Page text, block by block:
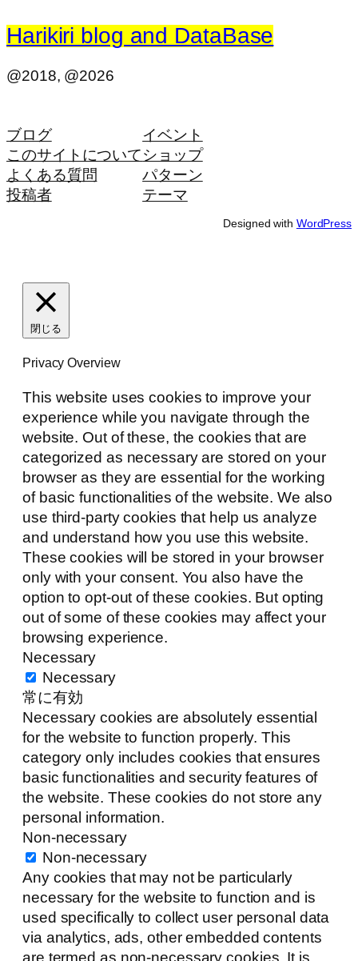
Harikiri blog and DataBase
@2018, @2026
ブログ
このサイトについて
よくある質問
投稿者
イベント
ショップ
パターン
テーマ
Designed with WordPress
閉じる
Privacy Overview
This website uses cookies to improve your
experience while you navigate through the
website. Out of these, the cookies that are
categorized as necessary are stored on your
browser as they are essential for the working
of basic functionalities of the website. We also
use third-party cookies that help us analyze
and understand how you use this website.
These cookies will be stored in your browser
only with your consent. You also have the
option to opt-out of these cookies. But opting
out of some of these cookies may affect your
browsing experience.
Necessary
Necessary
常に有効
Necessary cookies are absolutely essential
for the website to function properly. This
category only includes cookies that ensures
basic functionalities and security features of
the website. These cookies do not store any
personal information.
Non-necessary
Non-necessary
Any cookies that may not be particularly
necessary for the website to function and is
used specifically to collect user personal data
via analytics, ads, other embedded contents
are termed as non-necessary cookies. It is